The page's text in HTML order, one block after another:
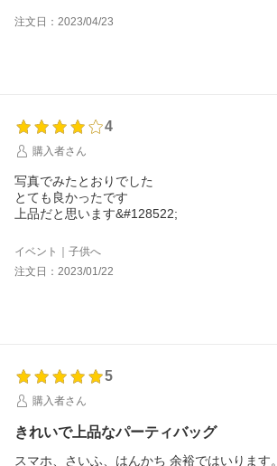
注文日：2023/04/23
4
購入者さん
写真でみたとおりでした
とても良かったです
上品だと思います&#128522;
イベント｜子供へ
注文日：2023/01/22
5
購入者さん
きれいで上品なパーティバッグ
スマホ、さいふ、はんかち 余裕ではいります。